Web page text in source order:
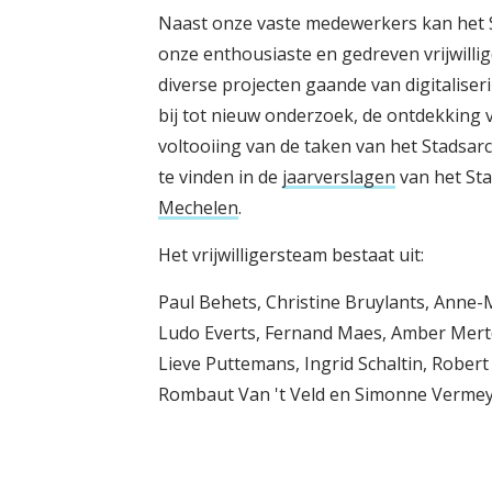
Naast onze vaste medewerkers kan
onze enthousiaste en gedreven
diverse projecten gaande van
bij tot nieuw onderzoek, de ontdekking
voltooiing van de taken van het
te vinden in de jaarverslagen van het
Mechelen.
Het vrijwilligersteam bestaat uit:
Paul Behets, Christine Bruylants,
Ludo Everts, Fernand Maes, Amber
Lieve Puttemans, Ingrid Schaltin,
Rombaut Van 't Veld en Simonne